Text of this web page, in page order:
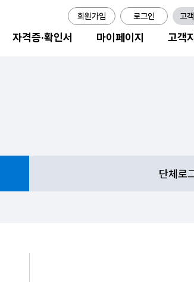
자격증·확인서 마이페이지 고객
회원가입 로그인 고
단체로